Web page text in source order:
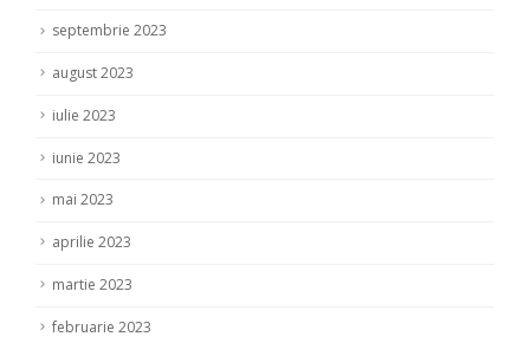
septembrie 2023
august 2023
iulie 2023
iunie 2023
mai 2023
aprilie 2023
martie 2023
februarie 2023